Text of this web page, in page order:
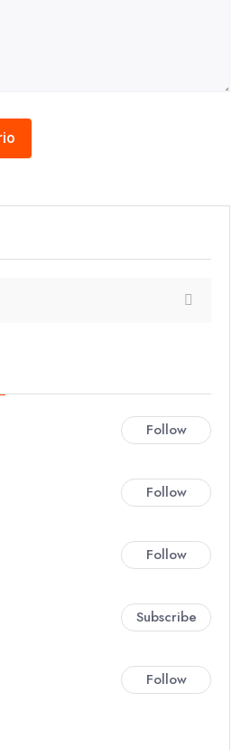
Follow
Follow
Follow
Subscribe
Follow